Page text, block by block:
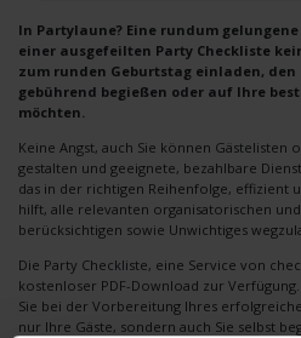
In Partylaune? Eine rundum
einer ausgefeilten Party Checkliste
zum runden Geburtstag einladen, den
gebührend begießen oder auf Ihre
möchten.
Keine Angst, auch Sie können Gästelisten
gestalten und geeignete, bezahlbare
das in der richtigen Reihenfolge, effizient
hilft, alle relevanten organisatorischen
berücksichtigen sowie Unwichtiges
Die Party Checkliste, eine Service von
kostenloser PDF-Download zur
Sie bei der Vorbereitung Ihres
nur Ihre Gäste, sondern auch Sie selbst